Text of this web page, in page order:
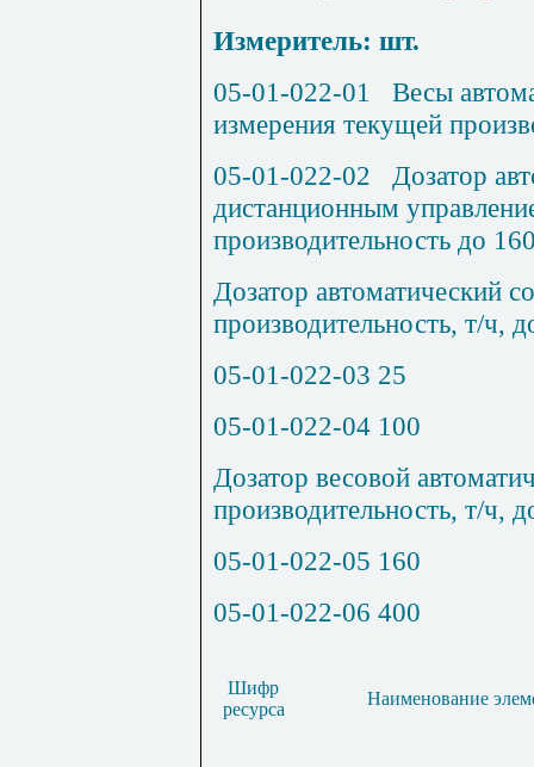
Измеритель: шт.
05-01-022-01
Весы
измерения текущей
05-01-022-02
Дозатор
дистанционным
производительность до
Дозатор автоматический
производительность, т/ч,
05-01-022-03 25
05-01-022-04 100
Дозатор весовой
производительность, т/ч,
05-01-022-05 160
05-01-022-06 400
Шифр
ресурса
Наименование